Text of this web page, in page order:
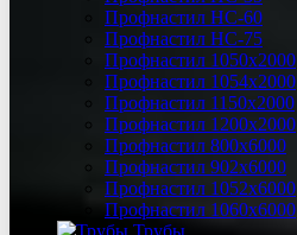
Профнастил НС-60
Профнастил НС-75
Профнастил 1050х2000
Профнастил 1054х2000
Профнастил 1150х2000
Профнастил 1200х2000
Профнастил 800х6000
Профнастил 902х6000
Профнастил 1052х6000
Профнастил 1060х6000
Трубы